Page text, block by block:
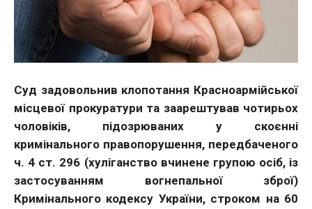
Суд задовольнив клопотання Красноармійської
місцевої прокуратури та заарештував чотирьох
чоловіків, підозрюваних у скоєнні
кримінального правопорушення, передбаченого
ч. 4 ст. 296 (хуліганство вчинене групою осіб, із
застосуванням вогнепальної зброї)
Кримінального кодексу України, строком на 60